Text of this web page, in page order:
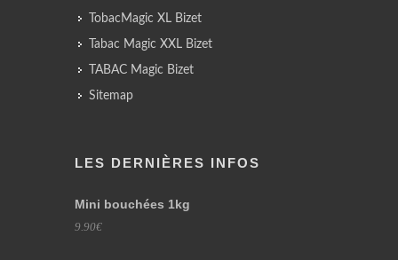
TobacMagic XL Bizet
Tabac Magic XXL Bizet
TABAC Magic Bizet
Sitemap
LES DERNIÈRES INFOS
Mini bouchées 1kg
9.90€